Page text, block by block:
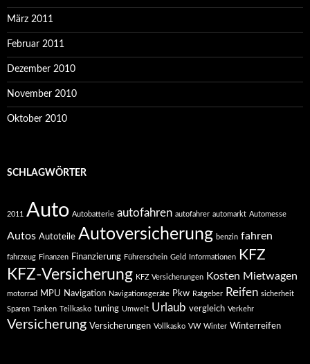
März 2011
Februar 2011
Dezember 2010
November 2010
Oktober 2010
SCHLAGWÖRTER
2011 Auto Autobatterie autofahren autofahrer automarkt Automesse
Autos Autoteile Autoversicherung benzin fahren
fahrzeug Finanzen Finanzierung Führerschein Geld Informationen KFZ
KFZ-Versicherung KFZ Versicherungen Kosten Mietwagen
motorrad MPU Navigation Navigationsgeräte Pkw Ratgeber Reifen sicherheit
Sparen Tanken Teilkasko tuning Umwelt Urlaub vergleich Verkehr
Versicherung Versicherungen Vollkasko VW Winter Winterreifen